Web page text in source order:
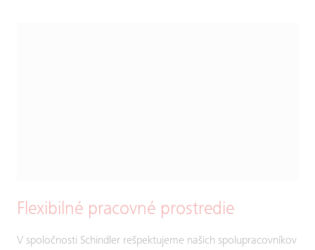
Flexibilné pracovné prostredie
V spoločnosti Schindler rešpektujeme našich spolupracovníkov